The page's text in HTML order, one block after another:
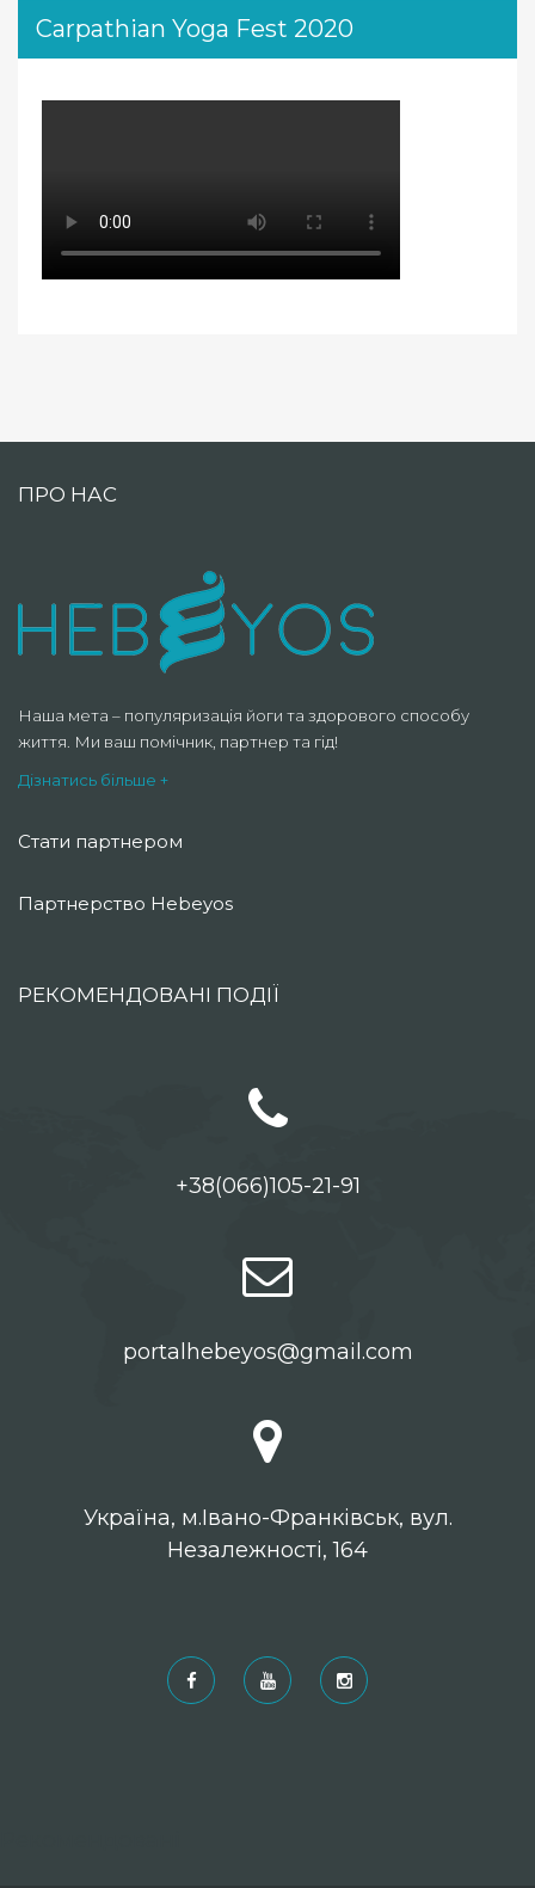
Carpathian Yoga Fest 2020
ПРО НАС
Наша мета – популяризація йоги та здорового способу
життя. Ми ваш помічник, партнер та гід!
Дізнатись більше +
Стати партнером
Партнерство Hebeyos
РЕКОМЕНДОВАНІ ПОДІЇ
+38(066)105-21-91
portalhebeyos@gmail.com
Українa, м.Івано-Франківськ, вул.
Незалежності, 164